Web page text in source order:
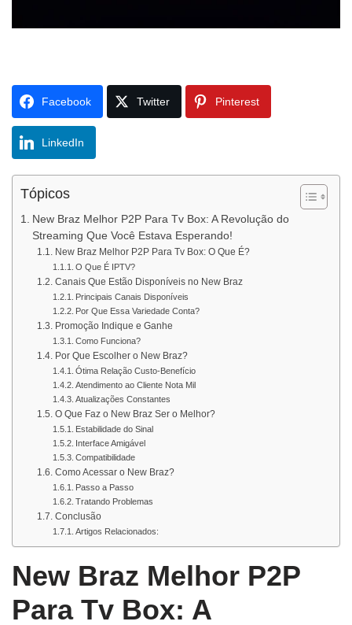
Facebook Twitter Pinterest
LinkedIn
Tópicos
New Braz Melhor P2P Para Tv Box: A Revolução do
Streaming Que Você Estava Esperando!
New Braz Melhor P2P Para Tv Box: O Que É?
O Que É IPTV?
Canais Que Estão Disponíveis no New Braz
Principais Canais Disponíveis
Por Que Essa Variedade Conta?
Promoção Indique e Ganhe
Como Funciona?
Por Que Escolher o New Braz?
Ótima Relação Custo-Benefício
Atendimento ao Cliente Nota Mil
Atualizações Constantes
O Que Faz o New Braz Ser o Melhor?
Estabilidade do Sinal
Interface Amigável
Compatibilidade
Como Acessar o New Braz?
Passo a Passo
Tratando Problemas
Conclusão
Artigos Relacionados:
New Braz Melhor P2P
Para Tv Box: A